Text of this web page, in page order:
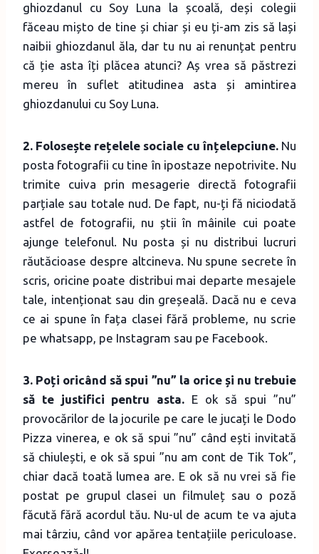
ghiozdanul cu Soy Luna la școală, deși colegii
făceau mișto de tine și chiar și eu ți-am zis să lași
naibii ghiozdanul ăla, dar tu nu ai renunțat pentru
că ție asta îți plăcea atunci? Aș vrea să păstrezi
mereu în suflet atitudinea asta și amintirea
ghiozdanului cu Soy Luna.
2. Folosește rețelele sociale cu înțelepciune. Nu
posta fotografii cu tine în ipostaze nepotrivite. Nu
trimite cuiva prin mesagerie directă fotografii
parțiale sau totale nud. De fapt, nu-ți fă niciodată
astfel de fotografii, nu știi în mâinile cui poate
ajunge telefonul. Nu posta și nu distribui lucruri
răutăcioase despre altcineva. Nu spune secrete în
scris, oricine poate distribui mai departe mesajele
tale, intenționat sau din greșeală. Dacă nu e ceva
ce ai spune în fața clasei fără probleme, nu scrie
pe whatsapp, pe Instagram sau pe Facebook.
3. Poți oricând să spui ”nu” la orice și nu trebuie
să te justifici pentru asta. E ok să spui ”nu”
provocărilor de la jocurile pe care le jucați le Dodo
Pizza vinerea, e ok să spui ”nu” când ești invitată
să chiulești, e ok să spui ”nu am cont de Tik Tok”,
chiar dacă toată lumea are. E ok să nu vrei să fie
postat pe grupul clasei un filmuleț sau o poză
făcută fără acordul tău. Nu-ul de acum te va ajuta
mai târziu, când vor apărea tentațiile periculoase.